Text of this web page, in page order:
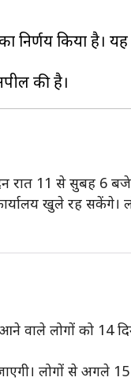
निर्णय किया है।
रात 11 से सुबह 6
खुले रह सकेंगे।
लोगों को 14
लोगों से अगले